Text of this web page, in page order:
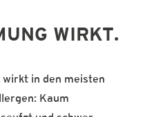
BLOG
WIRKT.
wirkt in den meisten
Kaum